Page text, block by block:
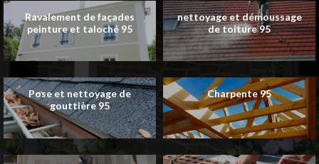
Ravalement de façades
peinture et taloché 95
nettoyage et démoussage
de toiture 95
Pose et nettoyage de
gouttière 95
Charpente 95